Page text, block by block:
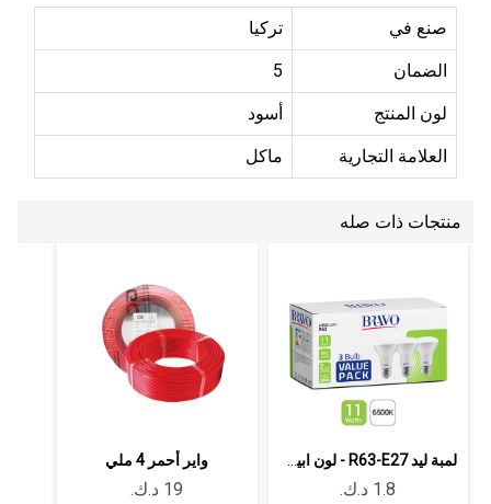
صنع في تركيا
الضمان 5
لون المنتج أسود
العلامة التجارية ماكل
منتجات ذات صله
لمبة ليد R63-E27 - لون ابيض - 11وات -... واير أحمر 4 ملي